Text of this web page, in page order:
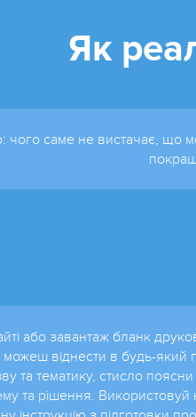
Як
чого саме не вистачає, що
або завантаж бланк
можеш віднести в будь-який
та тематику, стисло поясни
та рішення. Використовуй